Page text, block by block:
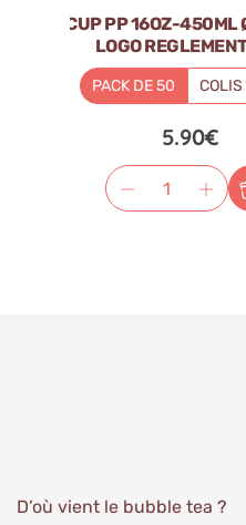
Q-CUP PP 16OZ-
LOGO
PACK DE 50
5.90€
D’où vient le bubble tea ?